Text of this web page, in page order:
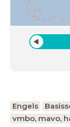
Engels
vmbo, mavo,